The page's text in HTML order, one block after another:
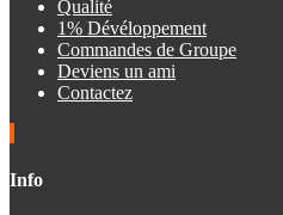
Qualité
1% Dévéloppement
Commandes de Groupe
Deviens un ami
Contactez
Info